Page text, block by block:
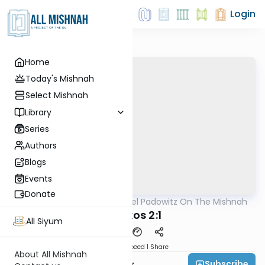
Home
Today's Mishnah
Select Mishnah
Library
Series
Authors
Blogs
Events
Donate
All Siyum
About All Mishnah
Login
Rabbi Joel Padowitz On The Mishnah
Makkos 2:1
Speed 1 Share